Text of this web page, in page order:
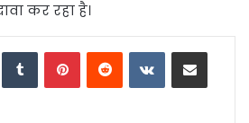
कर रहा है।
TumblrPinterestReddit VKontakteShare via Email